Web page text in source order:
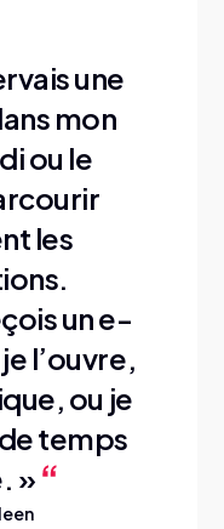
une
mon
ou le
les
un e-
l’ouvre,
ou je
temps
»